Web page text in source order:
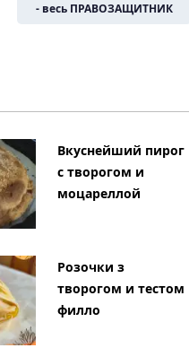
- весь ПРАВОЗАЩИТНИК
Вкуснейший пирог
с творогом и
моцареллой
Розочки з
творогом и тестом
филло